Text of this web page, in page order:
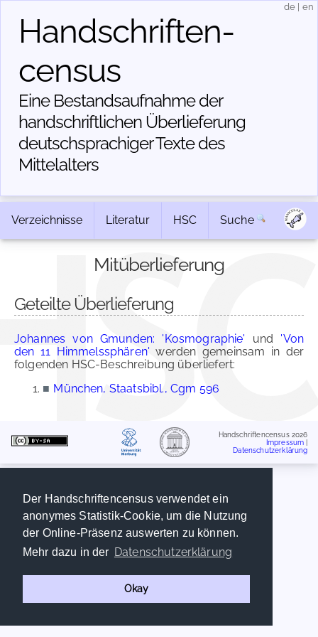
Der Handschriftencensus verwendet ein
anonymes Statistik-Cookie, um die Nutzung
der Online-Präsenz auswerten zu können.
Mehr dazu in der Datenschutzerklärung
Okay
Handschriften­
census
Eine Bestandsaufnahme der
handschriftlichen Über­lieferung
deutschsprachiger Texte des
Mittelalters
de en
Verzeichnisse Literatur HSC Suche
Mitüberlieferung
Geteilte Überlieferung
Johannes von Gmunden: 'Kosmographie' und 'Von
den 11 Himmelssphären' werden gemeinsam in der
folgenden HSC-Beschreibung überliefert:
■ München, Staatsbibl., Cgm 596
Handschriftencensus 2026
Impressum
Datenschutzerklärung